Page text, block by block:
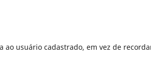
ao usuário cadastrado, em vez de